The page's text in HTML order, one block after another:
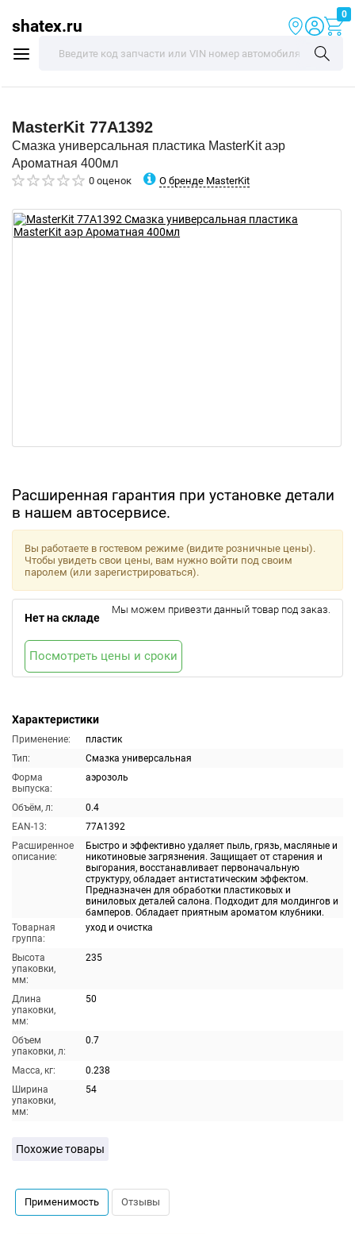
shatex.ru
0
MasterKit 77A1392
Смазка универсальная пластика MasterKit аэр
Ароматная 400мл
0 оценок О бренде MasterKit
Расширенная гарантия при установке детали
в нашем автосервисе.
Характеристики
Применение:
пластик
Тип:
Смазка универсальная
Форма
выпуска:
аэрозоль
Объём, л:
0.4
EAN-13:
77A1392
Расширенное
описание:
Быстро и эффективно удаляет пыль, грязь, масляные и
никотиновые загрязнения. Защищает от старения и
выгорания, восстанавливает первоначальную
структуру, обладает антистатическим эффектом.
Предназначен для обработки пластиковых и
виниловых деталей салона. Подходит для молдингов и
бамперов. Обладает приятным ароматом клубники.
Товарная
группа:
уход и очистка
Высота
упаковки,
мм:
235
Длина
упаковки,
мм:
50
Объем
упаковки, л:
0.7
Масса, кг:
0.238
Ширина
упаковки,
мм:
54
Вы работаете в гостевом режиме (видите розничные цены).
Чтобы увидеть свои цены, вам нужно войти под своим
паролем (или зарегистрироваться).
Нет на складе
Мы можем привезти данный товар под заказ.
Посмотреть цены и сроки
Похожие товары
Применимость Отзывы